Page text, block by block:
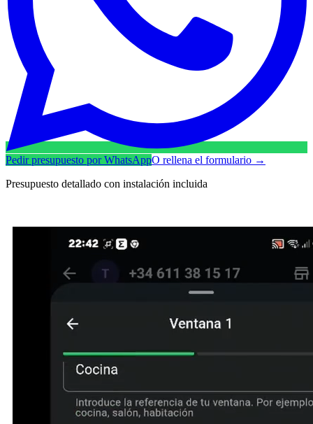
Pedir presupuesto por WhatsAppO rellena el formulario →
Presupuesto detallado con instalación incluida